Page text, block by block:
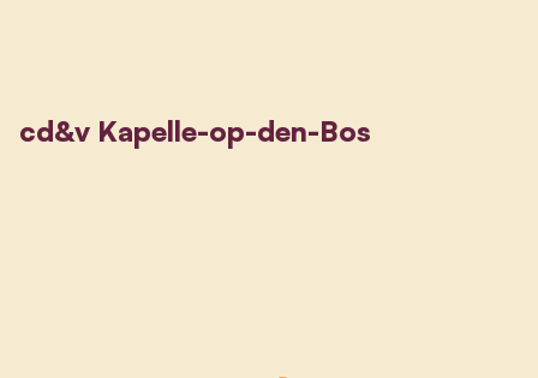
cd&v Kapelle-op-den-Bos